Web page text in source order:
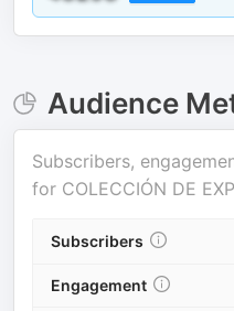
Audience
Subscribers,
for COLECCIÓN DE
Subscribers
Engagement